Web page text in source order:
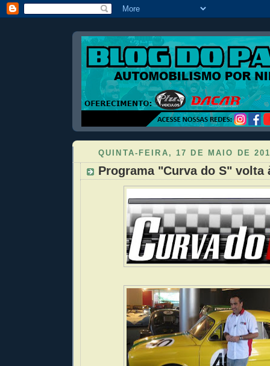
QUINTA-FEIRA, 17 DE MAIO DE
Programa "Curva do S" volta